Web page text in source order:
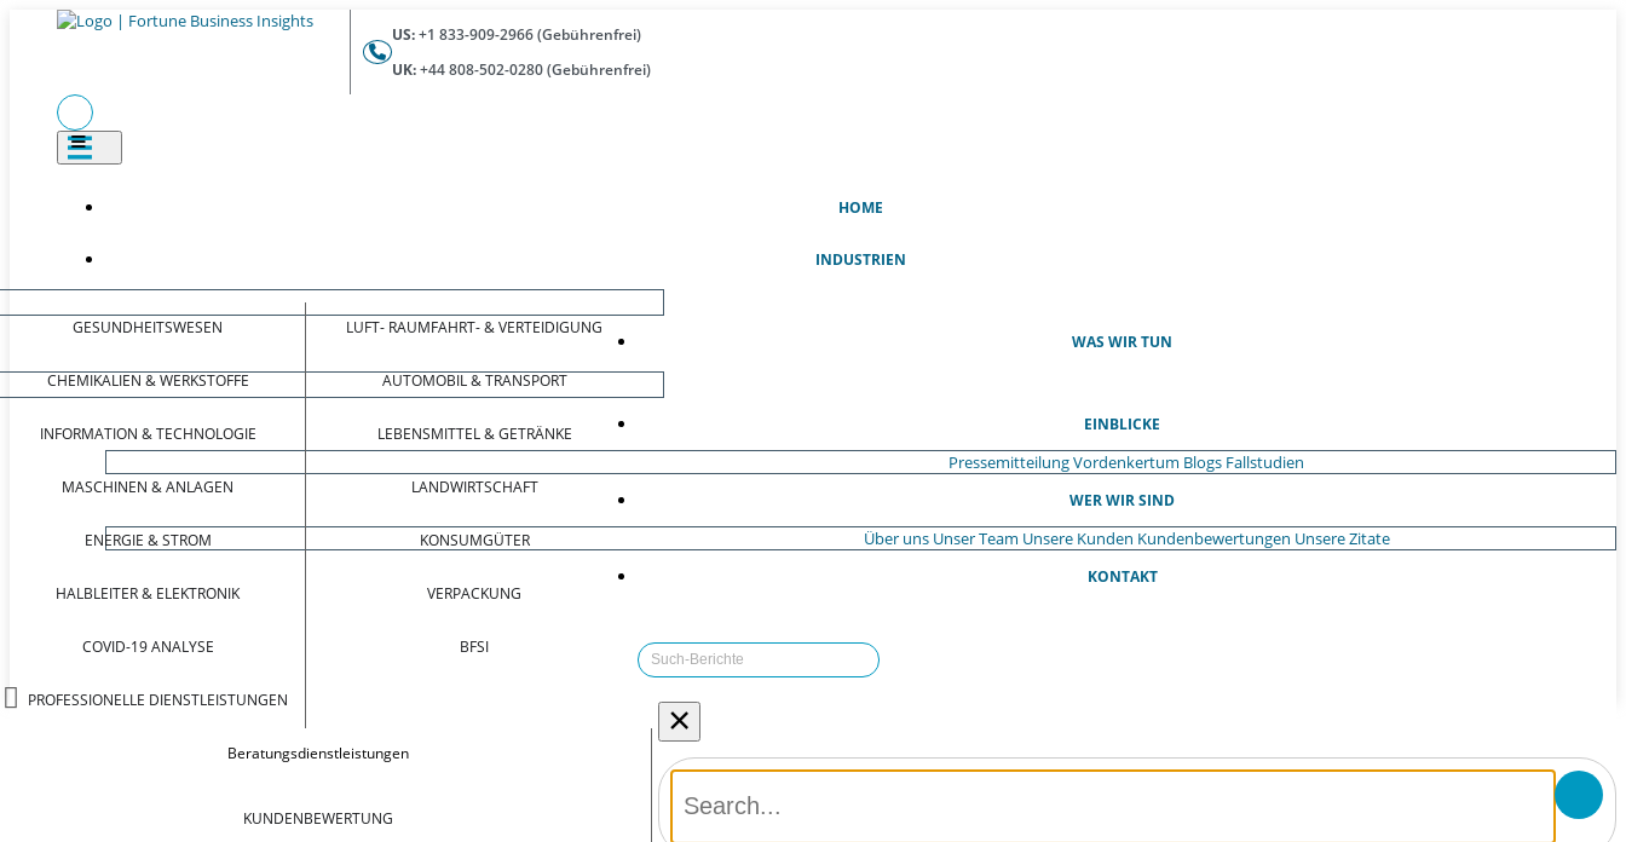
US:+1 833-909-2966 (Gebührenfrei)
UK:+44 808-502-0280 (Gebührenfrei)
HOME
INDUSTRIEN
GESUNDHEITSWESEN
CHEMIKALIEN & WERKSTOFFE
INFORMATION & TECHNOLOGIE
MASCHINEN & ANLAGEN
ENERGIE & STROM
HALBLEITER & ELEKTRONIK
COVID-19 ANALYSE
PROFESSIONELLE DIENSTLEISTUNGEN
LUFT- RAUMFAHRT- & VERTEIDIGUNG
AUTOMOBIL & TRANSPORT
LEBENSMITTEL & GETRÄNKE
LANDWIRTSCHAFT
KONSUMGÜTER
VERPACKUNG
BFSI
WAS WIR TUN
Beratungsdienstleistungen
KUNDENBEWERTUNG
EINBLICKE
PressemitteilungVordenkertum Blogs Fallstudien
WER WIR SIND
Über uns Unser Team Unsere Kunden Kundenbewertungen Unsere Zitate
KONTAKT
×